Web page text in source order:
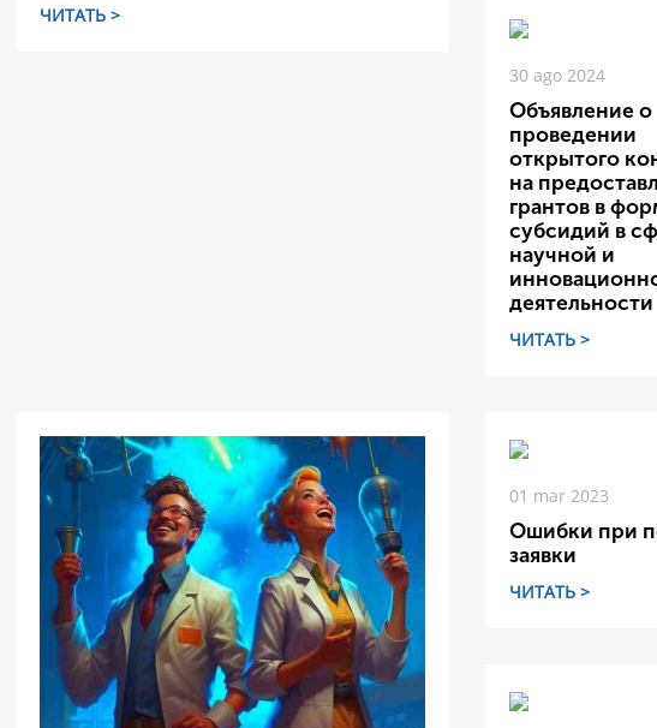
ЧИТАТЬ >
30 ago 2024
Объявление о
проведении
открытого
на
грантов в
субсидий в
научной и
деятельности
ЧИТАТЬ >
01 mar 2023
Ошибки при
заявки
ЧИТАТЬ >